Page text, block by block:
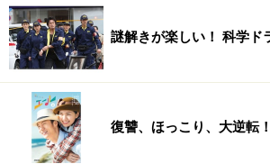
は女性経験抱負でネタを提供、ストー
片岡陽（本郷奏多）は人見知りの甘
い。夏世は彼らと同居するはめに……
制作担当は『曲がり角の彼女』『アン
希Ｐ。
謎解きが楽しい！ 科学ド
復讐、ほっこり、大逆転